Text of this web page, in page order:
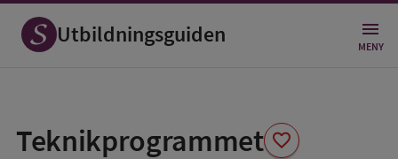
Utbildningsguiden MENY
Teknikprogrammet favorite
som
favorit